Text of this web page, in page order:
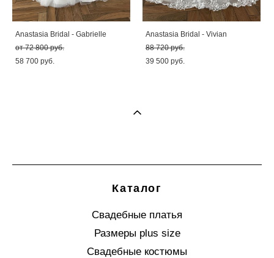
Anastasia Bridal - Gabrielle
от 72 800 pуб.
58 700 pуб.
Anastasia Bridal - Vivian
88 720 pуб.
39 500 pуб.
Каталог
Свадебные платья
Размеры plus size
Свадебные костюмы